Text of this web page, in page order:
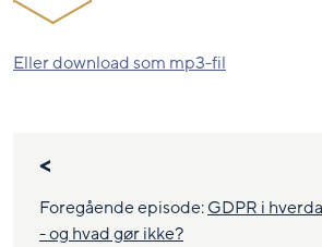
Eller download som mp3-fil
<
Foregående episode:GDPR i
- og hvad gør ikke?